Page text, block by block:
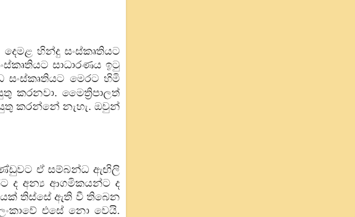
හින්දු සංස්කෘතියට
සාධාරණය ඉටු
සංස්කෘතියට මෙරට හිමි
කරනවා. මෛත්‍රිපාලත්
කරන්නේ නැහැ. ඔවුන්
ඒ සම්බන්ධ ඇඟිලි
ද අන්‍ය ආගමිකයන්ට ද
තිස්සේ ඇති වී තිබෙන
එසේ නො වෙයි.